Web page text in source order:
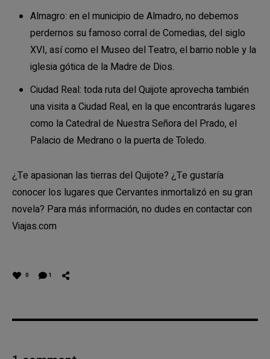
Almagro: en el municipio de Almadro, no debemos
perdernos su famoso corral de Comedias, del siglo
XVI, así como el Museo del Teatro, el barrio noble y la
iglesia gótica de la Madre de Dios.
Ciudad Real: toda ruta del Quijote aprovecha también
una visita a Ciudad Real, en la que encontrarás lugares
como la Catedral de Nuestra Señora del Prado, el
Palacio de Medrano o la puerta de Toledo.
¿Te apasionan las tierras del Quijote? ¿Te gustaría
conocer los lugares que Cervantes inmortalizó en su gran
novela? Para más información, no dudes en contactar con
Viajas.com
0 1